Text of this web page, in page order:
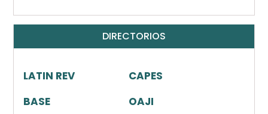
DIRECTORIOS
LATIN REV
CAPES
BASE
OAJI